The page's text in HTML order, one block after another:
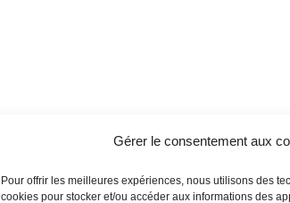
Gérer le consentement aux
Pour offrir les meilleures expériences, nous utilisons des
cookies pour stocker et/ou accéder aux informations des
31170 Tournefeuille